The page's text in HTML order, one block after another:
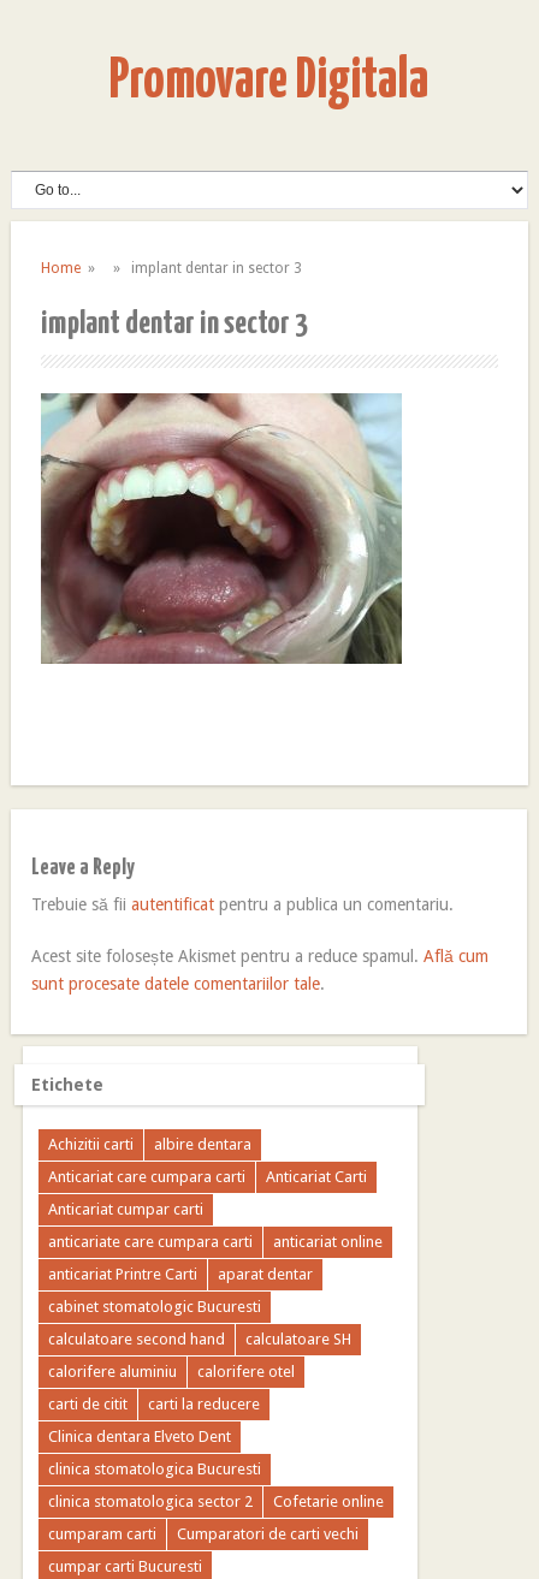
Promovare Digitala
Home» » implant dentar in sector 3
implant dentar in sector 3
Leave a Reply
Trebuie să fiiautentificat pentru a publica un comentariu.
Acest site folosește Akismet pentru a reduce spamul.Află cum
sunt procesate datele comentariilor tale.
Etichete
Achizitii carti
albire dentara
Anticariat care cumpara carti
Anticariat Carti
Anticariat cumpar carti
anticariate care cumpara carti
anticariat online
anticariat Printre Carti
aparat dentar
cabinet stomatologic Bucuresti
calculatoare second hand
calculatoare SH
calorifere aluminiu
calorifere otel
carti de citit
carti la reducere
Clinica dentara Elveto Dent
clinica stomatologica Bucuresti
clinica stomatologica sector 2
Cofetarie online
cumparam carti
Cumparatori de carti vechi
cumpar carti Bucuresti